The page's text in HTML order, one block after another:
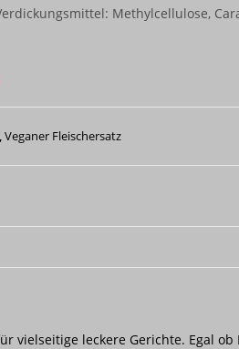
Methylcellulose,
,Veganer Fleischersatz
vielseitige leckere Gerichte. Egal ob